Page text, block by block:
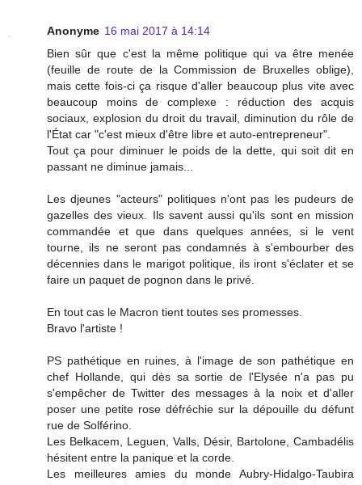
Anonyme 16 mai 2017 à 14:14
Bien sûr que c'est la même politique qui va être menée
(feuille de route de la Commission de Bruxelles oblige),
mais cette fois-ci ça risque d'aller beaucoup plus vite avec
beaucoup moins de complexe : réduction des acquis
sociaux, explosion du droit du travail, diminution du rôle de
l'État car "c'est mieux d'être libre et auto-entrepreneur".
Tout ça pour diminuer le poids de la dette, qui soit dit en
passant ne diminue jamais...
Les djeunes "acteurs" politiques n'ont pas les pudeurs de
gazelles des vieux. Ils savent aussi qu'ils sont en mission
commandée et que dans quelques années, si le vent
tourne, ils ne seront pas condamnés à s'embourber des
décennies dans le marigot politique, ils iront s'éclater et se
faire un paquet de pognon dans le privé.
En tout cas le Macron tient toutes ses promesses.
Bravo l'artiste !
PS pathétique en ruines, à l'image de son pathétique en
chef Hollande, qui dès sa sortie de l'Elysée n'a pas pu
s'empêcher de Twitter des messages à la noix et d'aller
poser une petite rose défréchie sur la dépouille du défunt
rue de Solférino.
Les Belkacem, Leguen, Valls, Désir, Bartolone, Cambadélis
hésitent entre la panique et la corde.
Les meilleures amies du monde Aubry-Hidalgo-Taubira